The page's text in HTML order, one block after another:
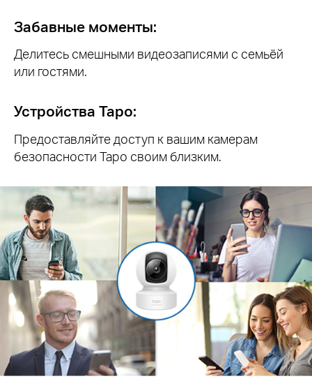
Забавные моменты:
Делитесь смешными видеозаписями с семьёй
или гостями.
Устройства Tapo:
Предоставляйте доступ к вашим камерам
безопасности Tapo своим близким.